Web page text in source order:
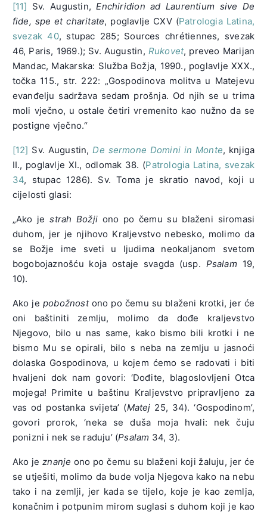
[11] Sv. Augustin,Enchiridion ad Laurentium sive De
fide, spe et charitate, poglavlje CXV (Patrologia Latina,
svezak 40, stupac 285; Sources chrétiennes, svezak
46, Paris, 1969.); Sv. Augustin, Rukovet, preveo Marijan
Mandac, Makarska: Služba Božja, 1990., poglavlje XXX.,
točka 115., str. 222: „Gospodinova molitva u Matejevu
evanđelju sadržava sedam prošnja. Od njih se u trima
moli vječno, u ostale četiri vremenito kao nužno da se
postigne vječno.“
[12] Sv. Augustin,De sermone Domini in Monte, knjiga
II., poglavlje XI., odlomak 38. (Patrologia Latina, svezak
34, stupac 1286). Sv. Toma je skratio navod, koji u
cijelosti glasi:
„Ako jestrah Božji ono po čemu su blaženi siromasi
duhom, jer je njihovo Kraljevstvo nebesko, molimo da
se Božje ime sveti u ljudima neokaljanom svetom
bogobojaznošću koja ostaje svagda (usp. Psalam19,
10).
Ako je pobožnostono po čemu su blaženi krotki, jer će
oni baštiniti zemlju, molimo da dođe kraljevstvo
Njegovo, bilo u nas same, kako bismo bili krotki i ne
bismo Mu se opirali, bilo s neba na zemlju u jasnoći
dolaska Gospodinova, u kojem ćemo se radovati i biti
hvaljeni dok nam govori: ‘Dođite, blagoslovljeni Otca
mojega! Primite u baštinu Kraljevstvo pripravljeno za
vas od postanka svijeta’ (Matej 25, 34). ‘Gospodinom’,
govori prorok, ‘neka se duša moja hvali: nek čuju
ponizni i nek se raduju’ (Psalam 34, 3).
Ako jeznanje ono po čemu su blaženi koji žaluju, jer će
se utješiti, molimo da bude volja Njegova kako na nebu
tako i na zemlji, jer kada se tijelo, koje je kao zemlja,
konačnim i potpunim mirom suglasi s duhom koji je kao